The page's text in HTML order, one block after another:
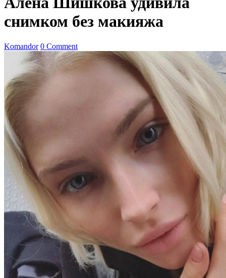
снимком без макияжа
Komandor 0 Comment